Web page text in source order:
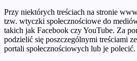
Przy niektórych treściach na stronie
tzw. wtyczki społecznościowe do
takich jak Facebook czy YouTube. Za
podzielić się poszczególnymi treściami
portali społecznościowych lub je polecić.